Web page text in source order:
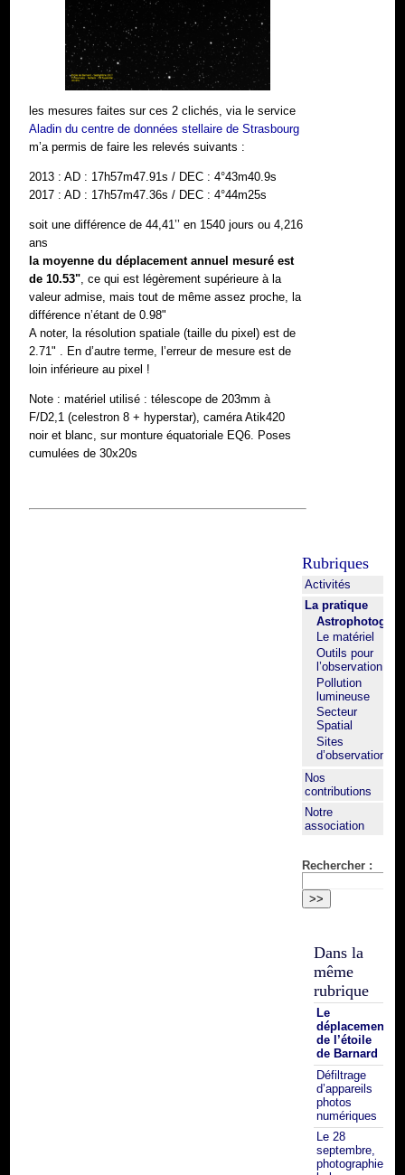
les mesures faites sur ces 2 clichés, via le service
Aladin du centre de données stellaire de Strasbourg
m’a permis de faire les relevés suivants :
2013 : AD : 17h57m47.91s / DEC : 4°43m40.9s
2017 : AD : 17h57m47.36s / DEC : 4°44m25s
soit une différence de 44,41’’ en 1540 jours ou 4,216
ans
la moyenne du déplacement annuel mesuré est
de 10.53", ce qui est légèrement supérieure à la
valeur admise, mais tout de même assez proche, la
différence n’étant de 0.98"
A noter, la résolution spatiale (taille du pixel) est de
2.71" . En d’autre terme, l’erreur de mesure est de
loin inférieure au pixel !
Note : matériel utilisé : télescope de 203mm à
F/D2,1 (celestron 8 + hyperstar), caméra Atik420
noir et blanc, sur monture équatoriale EQ6. Poses
cumulées de 30x20s
Rubriques
Activités
La pratique
Le matériel
Outils pour
l’observation
Pollution
lumineuse
Secteur
Spatial
Sites
d’observation
Nos
contributions
Notre
association
Rechercher :
Dans la
même
rubrique
Le
déplacement
de l’étoile
de Barnard
Défiltrage
d’appareils
photos
numériques
Le 28
septembre,
photographiez